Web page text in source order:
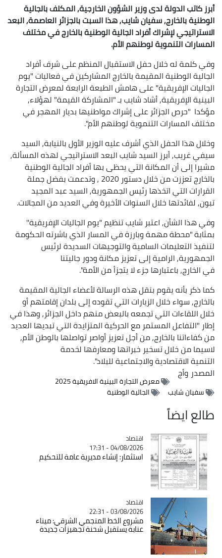
أبرز كاتب الدولة لدى وزير الشؤون الخارجية, المكلف بالجالية
الوطنية بالخارج, سفيان شايب, هذا السبت بالجزائر العاصمة, البعد
الاستراتيجي لإشراك أفراد الجالية الوطنية بالخارج في مختلف
المسارات التنموية لوطنهم الأم.
وفي كلمة له خلال حفل الاستقبال المنظم على شرف أفراد
الجالية الوطنية المقيمة بالخارج المشاركين في فعاليات "يوم
الجاليات الإفريقية" على هامش الطبعة الرابعة لمعرض التجارة
البينية الإفريقية, أشاد شايب بـ "المشاركة القيمة" لهؤلاء,
مؤكدا "حرص الجزائر على إشراك مواطنيها بديار المهجر في
مختلف المسارات التنموية لوطنهم الأم".
وخلال هذا الحفل الذي أشرف عليه الوزير الأول بالنيابة, السيد
سيفي غريب, أبرز السيد شايب البعد الاستراتيجي لهذه المسألة,
مشيرا إلى أن المكانة التي يحظى بها أفراد الجالية الوطنية
بالخارج تعززت من خلال دستور 2020 , وتدعمت بفضل جملة
القرارات التي اتخذها رئيس الجمهورية, السيد عبد المجيد
تبون, لفائدتها خلال السنوات الأخيرة وفي العديد من المجالات.
وفي هذا الشأن, اعتبر شايب تنظيم "يوم الجاليات الإفريقية''
بمثابة "محطة مهمة وبارزة في المسار الذي باشرته الحكومة
لتنفيذ التعليمات السامية والتوجيهات السديدة لرئيس
الجمهورية, الرامية إلى تعزيز مكانة ودور جاليتنا
في الخارج, باعتبارها جزء لا يتجزأ من الأمة".
كما ذكر بأنه يقوم بنقل هذه الرسالة لأعضاء الجالية المقيمة
بالخارج, سواء خلال الزيارات التي تقوده إلى بلدان إقامتهم أو
خلال اللقاءات التي تجمعه بالبعض منهم داخل الجزائر, وهذا في
إطار "التفاعل المستمر مع الحركية المتزايدة التي تبديها العديد
من كفاءاتنا بالخارج, من أجل تعزيز أواصر تواصلها بالوطن الأم,
لاسيما من خلال تسخير خبراتها ومعارفها لخدمة
التنمية الاقتصادية والاجتماعية للبلاد".
المصدروأج
معرض التجارة البينية الافريقية 2025
سفيان شايب
الجالية الوطنية
طالع ايضاً
Catégorie
اقتصاد
04/08/2026 - 17:31
استثمار: إنشاء مديرية عامة للتحكيم
Catégorie
اقتصاد
03/08/2026 - 22:31
مشروع الخط المنجمي الشرقي: ميناء
عنابة يستقبل شحنة تجهيزات جديدة